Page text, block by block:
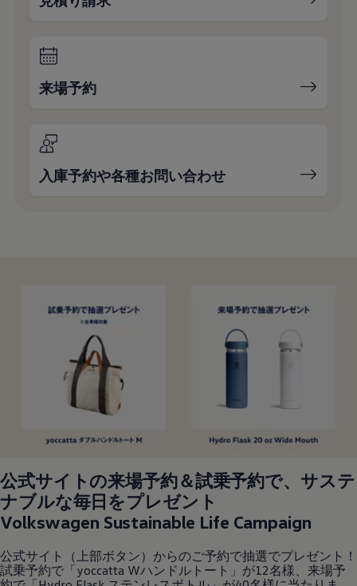
来場予約
入庫予約や各種お問い合わせ
公式サイトの来場予約＆試乗予約で、サステ
ナブルな毎日をプレゼント
Volkswagen Sustainable Life Campaign
公式サイト（上部ボタン）からのご予約で抽選でプレゼント！
試乗予約で「yoccatta Wハンドルトート」が12名様、来場予